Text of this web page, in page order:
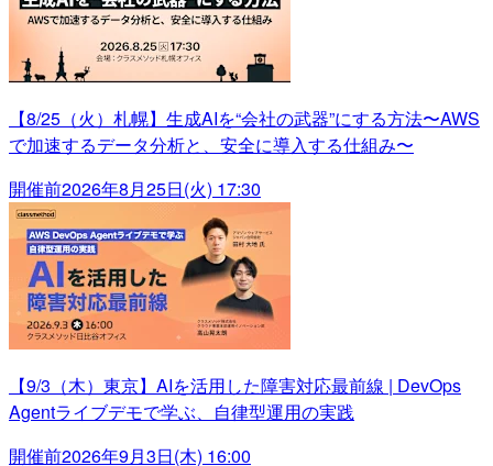
【8/25（火）札幌】生成AIを“会社の武器”にする方法〜AWS
で加速するデータ分析と、安全に導入する仕組み〜
開催前2026年8月25日(火) 17:30
【9/3（木）東京】AIを活用した障害対応最前線 | DevOps
Agentライブデモで学ぶ、自律型運用の実践
開催前2026年9月3日(木) 16:00